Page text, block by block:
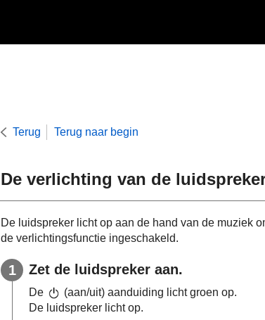
Terug Terug naar begin
De verlichting van de
De luidspreker licht op aan de hand van de muziek
de verlichtingsfunctie ingeschakeld.
Zet de luidspreker aan.
De
(aan/uit) aanduiding licht groen op.
De luidspreker licht op.